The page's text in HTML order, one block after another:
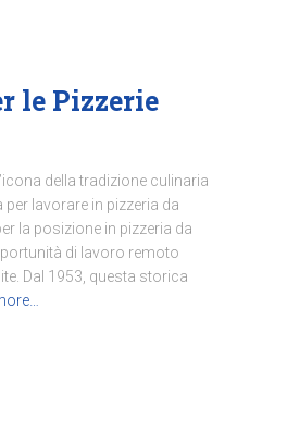
le Pizzerie
della tradizione culinaria
lavorare in pizzeria da
la posizione in pizzeria da
di lavoro remoto
Dal 1953, questa storica